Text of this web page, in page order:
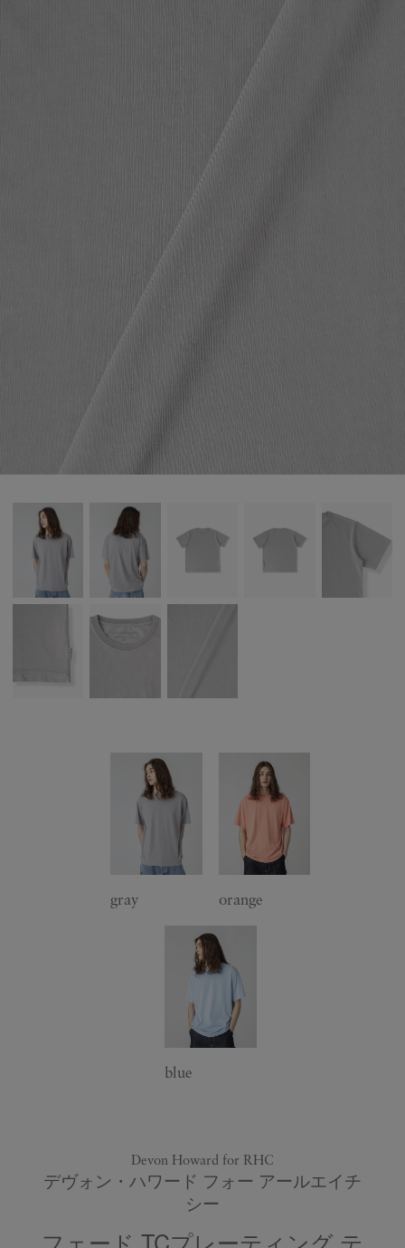
gray orange
blue
Devon Howard for RHC
デヴォン・ハワード フォー アールエイチ
シー